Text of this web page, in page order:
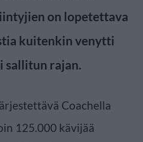
on lopetettava
kuitenkin venytti
sallitun rajan.
Coachella
125.000 kävijää